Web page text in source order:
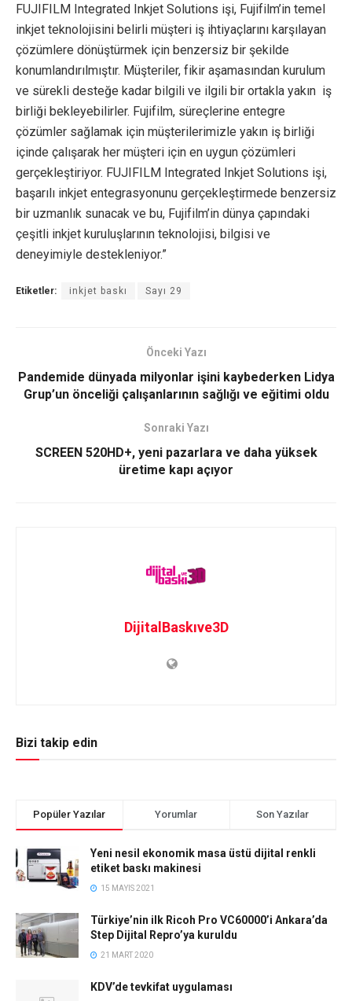
FUJIFILM Integrated Inkjet Solutions işi, Fujifilm’in temel
inkjet teknolojisini belirli müşteri iş ihtiyaçlarını karşılayan
çözümlere dönüştürmek için benzersiz bir şekilde
konumlandırılmıştır. Müşteriler, fikir aşamasından kurulum
ve sürekli desteğe kadar bilgili ve ilgili bir ortakla yakın iş
birliği bekleyebilirler. Fujifilm, süreçlerine entegre
çözümler sağlamak için müşterilerimizle yakın iş birliği
içinde çalışarak her müşteri için en uygun çözümleri
gerçekleştiriyor. FUJIFILM Integrated Inkjet Solutions işi,
başarılı inkjet entegrasyonunu gerçekleştirmede benzersiz
bir uzmanlık sunacak ve bu, Fujifilm’in dünya çapındaki
çeşitli inkjet kuruluşlarının teknolojisi, bilgisi ve
deneyimiyle destekleniyor.”
Etiketler: inkjet baskı Sayı 29
Önceki Yazı
Pandemide dünyada milyonlar işini kaybederken Lidya
Grup’un önceliği çalışanlarının sağlığı ve eğitimi oldu
Sonraki Yazı
SCREEN 520HD+, yeni pazarlara ve daha yüksek
üretime kapı açıyor
DijitalBaskıve3D
Bizi takip edin
Popüler Yazılar Yorumlar Son Yazılar
Yeni nesil ekonomik masa üstü dijital renkli
etiket baskı makinesi
15 MAYIS 2021
Türkiye’nin ilk Ricoh Pro VC60000’i Ankara’da
Step Dijital Repro’ya kuruldu
21 MART 2020
KDV’de tevkifat uygulaması